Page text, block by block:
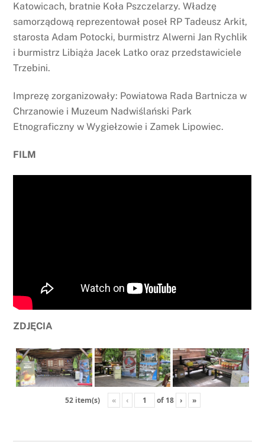
Katowicach, bratnie Koła Pszczelarzy. Władzę
samorządową reprezentował poseł RP Tadeusz Arkit,
starosta Adam Potocki, burmistrz Alwerni Jan Rychlik
i burmistrz Libiąża Jacek Latko oraz przedstawiciele
Trzebini.
Imprezę zorganizowały: Powiatowa Rada Bartnicza w
Chrzanowie i Muzeum Nadwiślański Park
Etnograficzny w Wygiełzowie i Zamek Lipowiec.
FILM
ZDJĘCIA
52 item(s) « ‹ of 18 › »